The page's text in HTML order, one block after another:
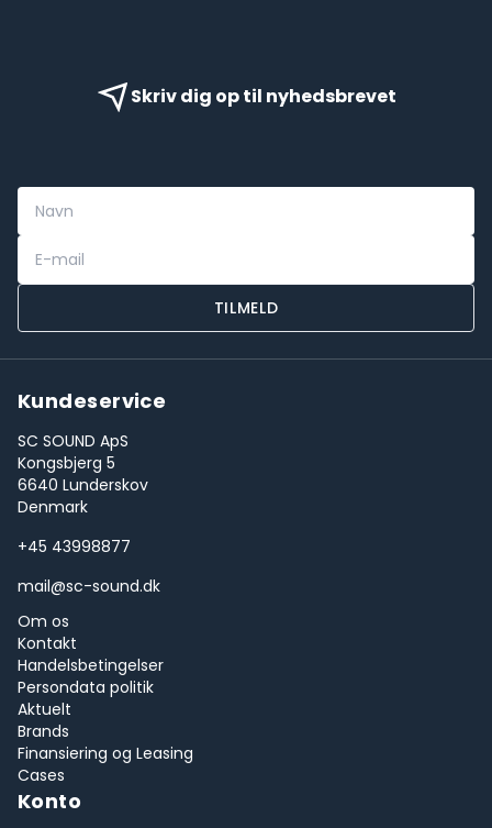
Skriv dig op til nyhedsbrevet
TILMELD
Kundeservice
SC SOUND ApS
Kongsbjerg 5
6640 Lunderskov
Denmark
+45 43998877
mail@sc-sound.dk
Om os
Kontakt
Handelsbetingelser
Persondata politik
Aktuelt
Brands
Finansiering og Leasing
Cases
Konto